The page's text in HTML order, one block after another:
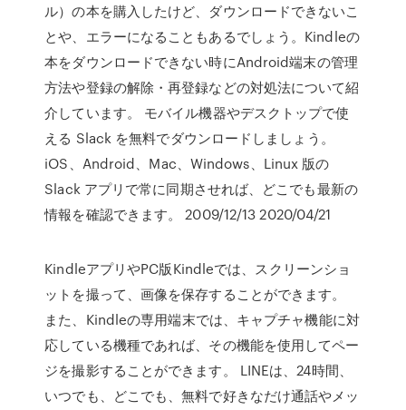
ル）の本を購入したけど、ダウンロードできないこ
とや、エラーになることもあるでしょう。Kindleの
本をダウンロードできない時にAndroid端末の管理
方法や登録の解除・再登録などの対処法について紹
介しています。 モバイル機器やデスクトップで使
える Slack を無料でダウンロードしましょう。
iOS、Android、Mac、Windows、Linux 版の
Slack アプリで常に同期させれば、どこでも最新の
情報を確認できます。 2009/12/13 2020/04/21
KindleアプリやPC版Kindleでは、スクリーンショ
ットを撮って、画像を保存することができます。
また、Kindleの専用端末では、キャプチャ機能に対
応している機種であれば、その機能を使用してペー
ジを撮影することができます。 ‎LINEは、24時間、
いつでも、どこでも、無料で好きなだけ通話やメッ